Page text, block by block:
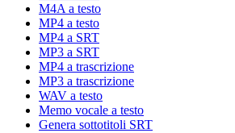
M4A a testo
MP4 a testo
MP4 a SRT
MP3 a SRT
MP4 a trascrizione
MP3 a trascrizione
WAV a testo
Memo vocale a testo
Genera sottotitoli SRT